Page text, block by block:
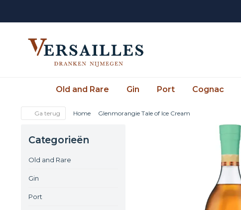
Old and Rare Gin Port Cognac
Ga terug Home Glenmorangie Tale of Ice Cream
Categorieën
Old and Rare
Gin
Port